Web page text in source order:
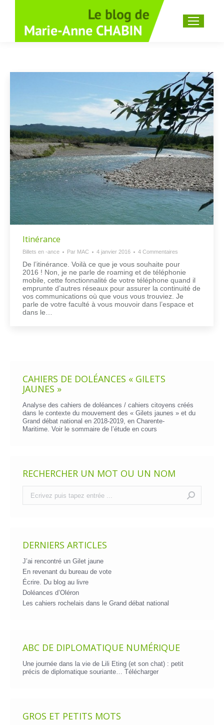
Recherche
Itinérance
Billets en -ance Par MAC 4 janvier 2016 4 Commentaires
De l’itinérance. Voilà ce que je vous souhaite pour
2016 ! Non, je ne parle de roaming et de téléphonie
mobile, cette fonctionnalité de votre téléphone quand il
emprunte d’autres réseaux pour assurer la continuité de
vos communications où que vous vous trouviez. Je
parle de votre faculté à vous mouvoir dans l’espace et
dans le…
CAHIERS DE DOLÉANCES « GILETS
JAUNES »
Analyse des cahiers de doléances / cahiers citoyens créés
dans le contexte du mouvement des « Gilets jaunes » et du
Grand débat national en 2018-2019, en Charente-
Maritime. Voir le sommaire de l’étude en cours
RECHERCHER UN MOT OU UN NOM
DERNIERS ARTICLES
J’ai rencontré un Gilet jaune
En revenant du bureau de vote
Écrire. Du blog au livre
Doléances d’Oléron
Les cahiers rochelais dans le Grand débat national
ABC DE DIPLOMATIQUE NUMÉRIQUE
Une journée dans la vie de Lili Eting (et son chat) : petit
précis de diplomatique souriante… Télécharger
GROS ET PETITS MOTS